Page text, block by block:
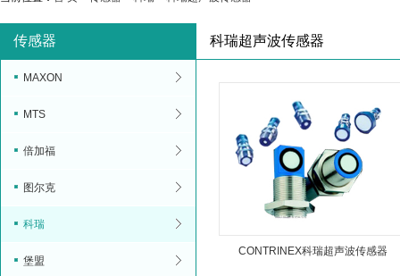
传感器
MAXON
MTS
倍加福
图尔克
科瑞
堡盟
科瑞超声波传感器
CONTRINEX科瑞超声波传感器